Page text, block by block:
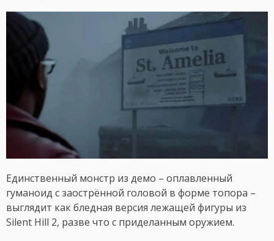
Единственный монстр из демо – оплавленный
гуманоид с заострённой головой в форме топора –
выглядит как бледная версия лежащей фигуры из
Silent Hill 2, разве что с приделанным оружием.